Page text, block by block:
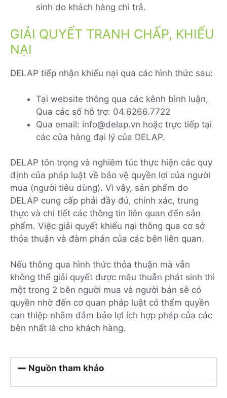
sinh do khách hàng chi trả.
GIẢI QUYẾT TRANH CHẤP, KHIẾU
NẠI
DELAP tiếp nhận khiếu nại qua các hình thức sau:
Tại website thông qua các kênh bình luận,
Qua các số hỗ trợ: 04.6266.7722
Qua email: info@delap.vn hoặc trực tiếp tại
các cửa hàng đại lý của DELAP.
DELAP tôn trọng và nghiêm túc thực hiện các quy
định của pháp luật về bảo vệ quyền lợi của người
mua (người tiêu dùng). Vì vậy, sản phẩm do
DELAP cung cấp phải đầy đủ, chính xác, trung
thực và chi tiết các thông tin liên quan đến sản
phẩm. Việc giải quyết khiếu nại thông qua cơ sở
thỏa thuận và đàm phán của các bên liên quan.
Nếu thông qua hình thức thỏa thuận mà vẫn
không thể giải quyết được mâu thuẫn phát sinh thì
một trong 2 bên người mua và người bán sẽ có
quyền nhờ đến cơ quan pháp luật có thẩm quyền
can thiệp nhằm đảm bảo lợi ích hợp pháp của các
bên nhất là cho khách hàng.
Nguồn tham khảo